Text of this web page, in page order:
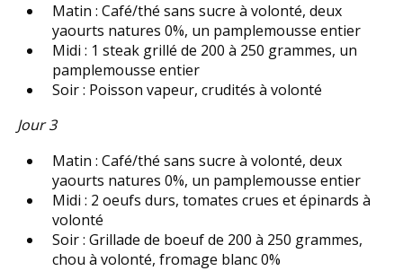
Matin : Café/thé sans sucre à volonté, deux
yaourts natures 0%, un pamplemousse entier
Midi : 1 steak grillé de 200 à 250 grammes, un
pamplemousse entier
Soir : Poisson vapeur, crudités à volonté
Jour 3
Matin : Café/thé sans sucre à volonté, deux
yaourts natures 0%, un pamplemousse entier
Midi : 2 oeufs durs, tomates crues et épinards à
volonté
Soir : Grillade de boeuf de 200 à 250 grammes,
chou à volonté, fromage blanc 0%